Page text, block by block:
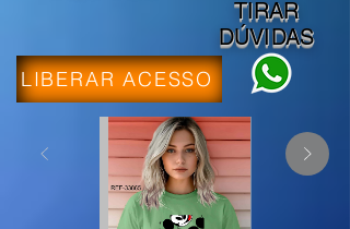
TIRAR
DÚVIDAS
LIBERAR ACESSO